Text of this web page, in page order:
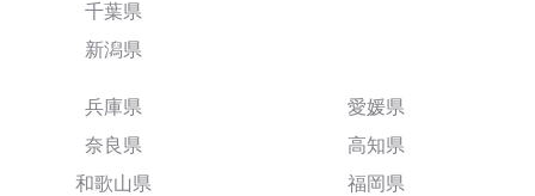
千葉県
新潟県
兵庫県
奈良県
和歌山県
愛媛県
高知県
福岡県